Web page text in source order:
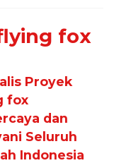
fox
Proyek
fox
dan
Seluruh
Indonesia